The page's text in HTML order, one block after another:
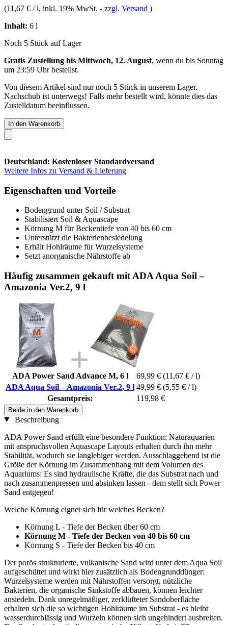
(11,67 € / l, inkl. 19% MwSt. - zzgl. Versand )
Inhalt: 6 l
Noch 5 Stück auf Lager
Gratis Zustellung bis Mittwoch, 12. August, wenn du bis Sonntag
um 23:59 Uhrbestellst.
Von diesem Artikel sind nur noch 5 Stück in unserem Lager.
Nachschub ist unterwegs! Falls mehr bestellt wird, könnte dies das
Zustelldatum beeinflussen.
In den Warenkorb
Deutschland: Kostenloser Standardversand
Weitere Infos zu Versand & Lieferung
Eigenschaften und Vorteile
Bodengrund unter Soil / Substrat
Stabilisiert Soil & Aquascape
Körnung M für Beckentiefe von 40 bis 60 cm
Unterstützt die Bakterienbesiedelung
Erhält Hohlräume für Wurzelsysteme
Setzt anorganische Nährstoffe ab
Häufig zusammen gekauft mit ADA Aqua Soil –
Amazonia Ver.2, 9 l
ADA Power Sand Advance M, 6 l 69,99 € (11,67 € / l)
ADA Aqua Soil – Amazonia Ver.2, 9 l 49,99 € (5,55 € / l)
Gesamtpreis:
119,98 €
Beide in den Warenkorb
Beschreibung
ADA Power Sand erfüllt eine besondere Funktion: Naturaquarien
mit anspruchsvollen Aquascape Layouts erhalten durch ihn mehr
Stabilität, wodurch sie langlebiger werden. Ausschlaggebend ist die
Größe der Körnung im Zusammenhang mit dem Volumen des
Aquariums: Es sind hydraulische Kräfte, die das Substrat nach und
nach zusammenpressen und absinken lassen - dem stellt sich Power
Sand entgegen!
Welche Körnung eignet sich für welches Becken?
Körnung L - Tiefe der Becken über 60 cm
Körnung M - Tiefe der Becken von 40 bis 60 cm
Körnung S - Tiefe der Becken bis 40 cm
Der porös strukturierte, vulkanische Sand wird unter dem Aqua Soil
aufgeschüttet und wirkt hier zusätzlich als Bodengrunddünger:
Wurzelsysteme werden mit Nährstoffen versorgt, nützliche
Bakterien, die organische Sinkstoffe abbauen, können leichter
ansiedeln. Dank unregelmäßiger, zerklüfteter Sandoberfläche
erhalten sich die so wichtigen Hohlräume im Substrat - es bleibt
wasserdurchlässig und Wurzeln können sich ungehindert ausbreiten.